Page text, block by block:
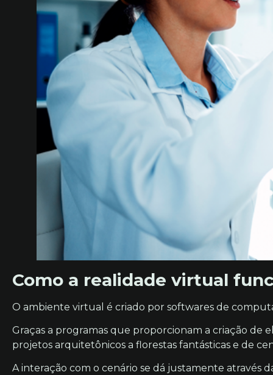
Como a realidade virtual
O ambiente virtual é criado por softwares de
Graças a programas que proporcionam a criação de
projetos arquitetônicos a florestas fantásticas e de
A interação com o cenário se dá justamente através